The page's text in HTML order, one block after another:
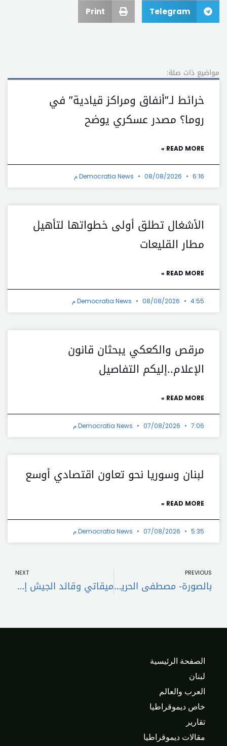
Telegram
Print
مواضيع ذات صلة:
خرائط لـ”أنفاق ومراكز قيادية” في
روما؟ مصدر عسكري يوضح
READ MORE »
Democratia News 08/08/2026 6:16 م
الأشغال تطلق أولى خطواتها لتأهيل
مطار القليعات
READ MORE »
Democratia News 08/08/2026 4:55 م
مرقص والكعكي يبحثان قانون
الإعلام..إليكم التفاصيل
READ MORE »
Democratia News 07/08/2026 7:06 م
لبنان وسوريا نحو تعاون اقتصادي أوسع
READ MORE »
Democratia News 07/08/2026 5:35 م
PREVIOUS
بالصورة- مصطفى الحريري (ابو نادر) في ذمة الله
NEXT
ميقاتي وقائد الجيش إلى الإليزيه
الصفحة الرئيسية
لبنان
العرب والعالم
خاص ديموقراطيا
تقارير
مقالات ديموقراطيا